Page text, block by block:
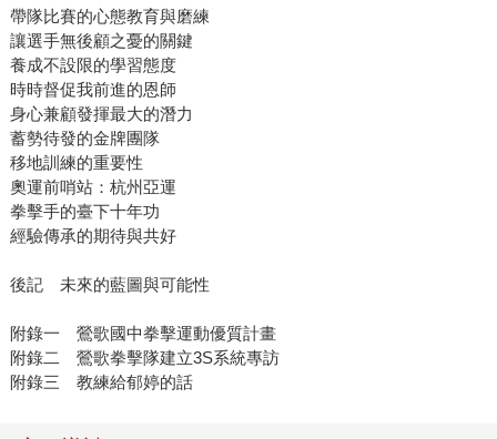
帶隊比賽的心態教育與磨練
讓選手無後顧之憂的關鍵
養成不設限的學習態度
時時督促我前進的恩師
身心兼顧發揮最大的潛力
蓄勢待發的金牌團隊
移地訓練的重要性
奧運前哨站：杭州亞運
拳擊手的臺下十年功
經驗傳承的期待與共好
後記 未來的藍圖與可能性
附錄一 鶯歌國中拳擊運動優質計畫
附錄二 鶯歌拳擊隊建立3S系統專訪
附錄三 教練給郁婷的話